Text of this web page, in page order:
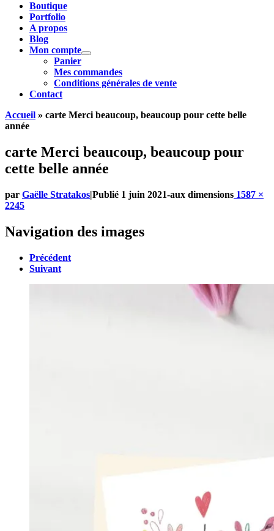
Boutique
Portfolio
A propos
Blog
Mon compte
Panier
Mes commandes
Conditions générales de vente
Contact
Accueil » carte Merci beaucoup, beaucoup pour cette belle
année
carte Merci beaucoup, beaucoup pour
cette belle année
par Gaëlle Stratakos|Publié 1 juin 2021-aux dimensions 1587 ×
2245
Navigation des images
Précédent
Suivant